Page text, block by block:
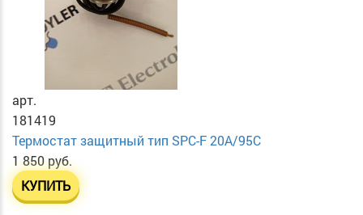
арт.
181419
Термостат защитный тип SPC-F 20A/95C
1 850 руб.
КУПИТЬ